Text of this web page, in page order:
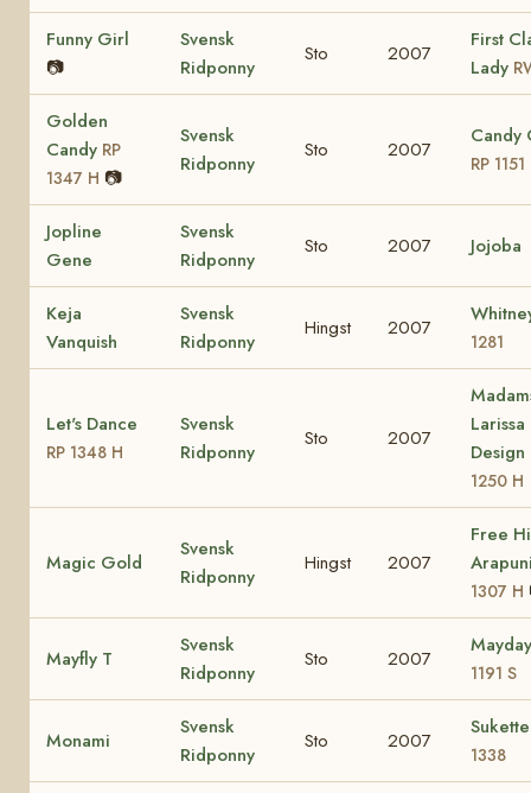
Funny Girl
📷
Svensk
Ridponny
Sto 2007
First
Lady
Golden
Candy RP
1347 H 📷
Svensk
Ridponny
Sto 2007
Candy
RP
Jopline
Gene
Svensk
Ridponny
Sto 2007 Jojoba
Keja
Vanquish
Svensk
Ridponny
Hingst 2007
1281
Let's Dance
RP 1348 H
Svensk
Ridponny
Sto 2007
Larissa
Design
1250 H
Magic Gold
Svensk
Ridponny
Hingst 2007
Free
1307 H
Mayfly T
Svensk
Ridponny
Sto 2007
1191 S
Monami
Svensk
Ridponny
Sto 2007
1338